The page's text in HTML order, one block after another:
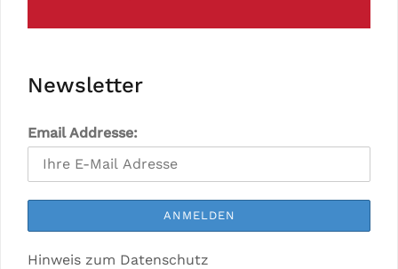
Newsletter
Email Addresse:
Hinweis zum Datenschutz